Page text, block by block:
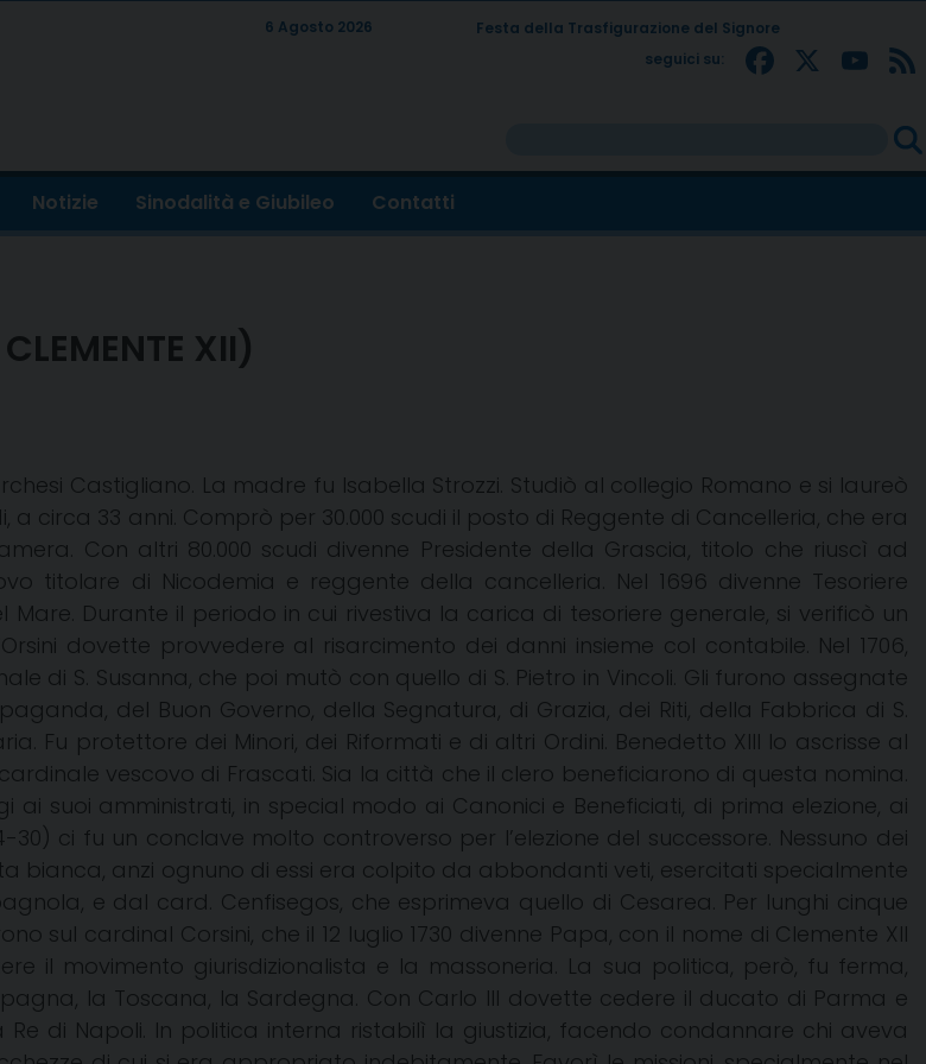
6 Agosto 2026
Festa della Trasfigurazione del Signore
seguici su:
X
per:
Notizie Sinodalità e Giubileo Contatti
XII)
Castigliano. La madre fu Isabella Strozzi. Studiò al collegio Romano e si laureò
circa 33 anni. Comprò per 30.000 scudi il posto di Reggente di Cancelleria, che era
Con altri 80.000 scudi divenne Presidente della Grascia, titolo che riuscì ad
titolare di Nicodemia e reggente della cancelleria. Nel 1696 divenne Tesoriere
Durante il periodo in cui rivestiva la carica di tesoriere generale, si verificò un
dovette provvedere al risarcimento dei danni insieme col contabile. Nel 1706,
di S. Susanna, che poi mutò con quello di S. Pietro in Vincoli. Gli furono assegnate
del Buon Governo, della Segnatura, di Grazia, dei Riti, della Fabbrica di S.
Fu protettore dei Minori, dei Riformati e di altri Ordini. Benedetto XIII lo ascrisse al
vescovo di Frascati. Sia la città che il clero beneficiarono di questa nomina.
suoi amministrati, in special modo ai Canonici e Beneficiati, di prima elezione, ai
ci fu un conclave molto controverso per l’elezione del successore. Nessuno dei
bianca, anzi ognuno di essi era colpito da abbondanti veti, esercitati specialmente
e dal card. Cenfisegos, che esprimeva quello di Cesarea. Per lunghi cinque
sul cardinal Corsini, che il 12 luglio 1730 divenne Papa, con il nome di Clemente XII
il movimento giurisdizionalista e la massoneria. La sua politica, però, fu ferma,
la Toscana, la Sardegna. Con Carlo III dovette cedere il ducato di Parma e
Re di Napoli. In politica interna ristabilì la giustizia, facendo condannare chi aveva